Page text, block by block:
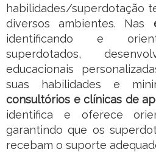
habilidades/superdotação
diversos ambientes. Nas
identificando e
superdotados,
educacionais
suas habilidades e
consultórios e clínicas de
identifica e oferece
garantindo que os
recebam o suporte